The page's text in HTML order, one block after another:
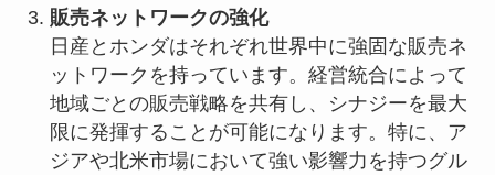
販売ネットワークの強化
日産とホンダはそれぞれ世界中に強固な販売ネ
ットワークを持っています。経営統合によって
地域ごとの販売戦略を共有し、シナジーを最大
限に発揮することが可能になります。特に、ア
ジアや北米市場において強い影響力を持つグル